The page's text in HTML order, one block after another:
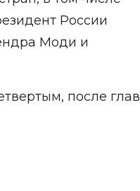
России
Моди и
после глав